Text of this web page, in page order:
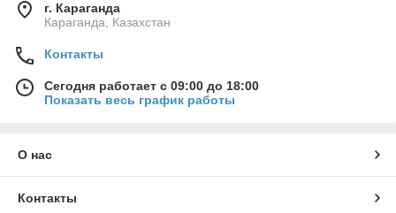
г. Караганда
Караганда, Казахстан
Контакты
Сегодня работает с 09:00 до 18:00
Показать весь график работы
О нас
Контакты